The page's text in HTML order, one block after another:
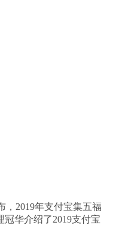
，2019年支付宝集五福
华介绍了2019支付宝